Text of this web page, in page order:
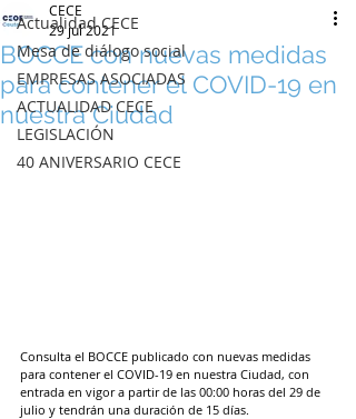
Actualidad CECE
Mesa de diálogo social
EMPRESAS ASOCIADAS
ACTUALIDAD CECE
LEGISLACIÓN
40 ANIVERSARIO CECE
BOCCE con nuevas medidas
para contener el COVID-19 en
nuestra Ciudad
CECE
29 jul 2021
Consulta el BOCCE publicado con nuevas medidas
para contener el COVID-19 en nuestra Ciudad, con
entrada en vigor a partir de las 00:00 horas del 29 de
julio y tendrán una duración de 15 días.